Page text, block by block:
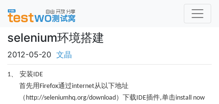
selenium环境搭建
2012-05-20 文晶
1、 安装IDE
首先用 Firefox通过internet从以下地址
（ http://seleniumhq.org/download）下载IDE插件,单击install now